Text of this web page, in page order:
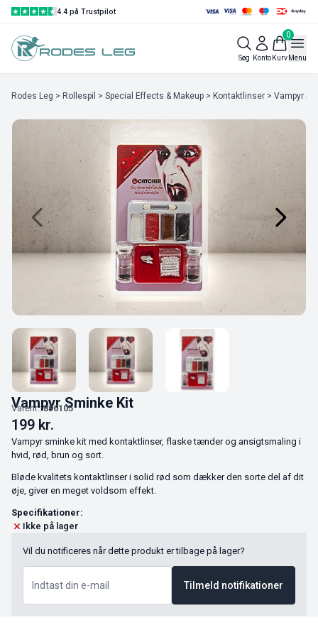
4.4 på Trustpilot
Søg Konto
0
KurvMenu
Rodes Leg > Rollespil > Special Effects & Makeup > Kontaktlinser > Vampyr
Vampyr Sminke Kit
Varenr.:896105
199 kr.
Vampyr sminke kit med kontaktlinser, flaske tænder og ansigtsmaling i
hvid, rød, brun og sort.
Bløde kvalitets kontaktlinser i solid rød som dækker den sorte del af dit
øje, giver en meget voldsom effekt.
Specifikationer:
Ikke på lager
Vil du notificeres når dette produkt er tilbage på lager?
Tilmeld notifikationer